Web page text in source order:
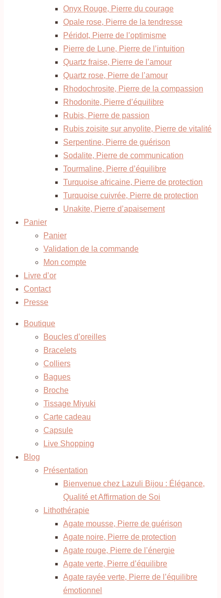
Onyx Rouge, Pierre du courage
Opale rose, Pierre de la tendresse
Péridot, Pierre de l’optimisme
Pierre de Lune, Pierre de l’intuition
Quartz fraise, Pierre de l’amour
Quartz rose, Pierre de l’amour
Rhodochrosite, Pierre de la compassion
Rhodonite, Pierre d’équilibre
Rubis, Pierre de passion
Rubis zoisite sur anyolite, Pierre de vitalité
Serpentine, Pierre de guérison
Sodalite, Pierre de communication
Tourmaline, Pierre d’équilibre
Turquoise africaine, Pierre de protection
Turquoise cuivrée, Pierre de protection
Unakite, Pierre d’apaisement
Panier
Panier
Validation de la commande
Mon compte
Livre d’or
Contact
Presse
Boutique
Boucles d’oreilles
Bracelets
Colliers
Bagues
Broche
Tissage Miyuki
Carte cadeau
Capsule
Live Shopping
Blog
Présentation
Bienvenue chez Lazuli Bijou : Élégance,
Qualité et Affirmation de Soi
Lithothérapie
Agate mousse, Pierre de guérison
Agate noire, Pierre de protection
Agate rouge, Pierre de l’énergie
Agate verte, Pierre d’équilibre
Agate rayée verte, Pierre de l’équilibre
émotionnel